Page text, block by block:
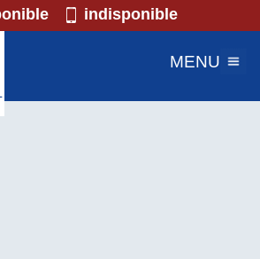
indisponible
MENU